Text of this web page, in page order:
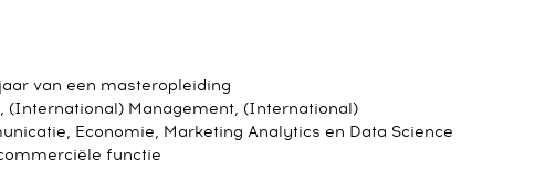
van een masteropleiding
(International) Management, (International)
Economie, Marketing Analytics en Data Science
functie